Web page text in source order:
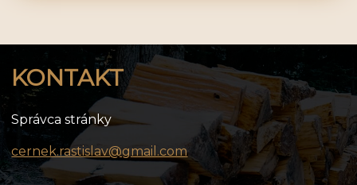
KONTAKT
Správca stránky
cernek.rastislav@gmail.com